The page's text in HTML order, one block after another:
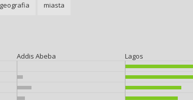
geografia miasta
Addis Abeba Lagos